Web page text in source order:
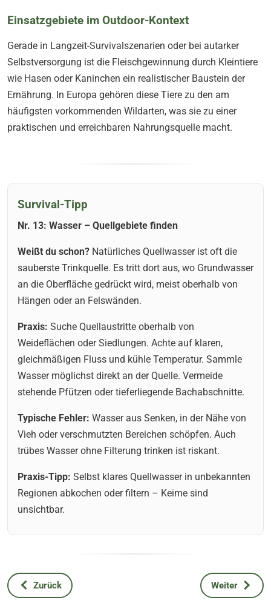
Einsatzgebiete im Outdoor-Kontext
Gerade in Langzeit-Survivalszenarien oder bei autarker
Selbstversorgung ist die Fleischgewinnung durch Kleintiere
wie Hasen oder Kaninchen ein realistischer Baustein der
Ernährung. In Europa gehören diese Tiere zu den am
häufigsten vorkommenden Wildarten, was sie zu einer
praktischen und erreichbaren Nahrungsquelle macht.
Survival-Tipp
Nr. 13: Wasser – Quellgebiete finden
Weißt du schon? Natürliches Quellwasser ist oft die
sauberste Trinkquelle. Es tritt dort aus, wo Grundwasser
an die Oberfläche gedrückt wird, meist oberhalb von
Hängen oder an Felswänden.
Praxis: Suche Quellaustritte oberhalb von
Weideflächen oder Siedlungen. Achte auf klaren,
gleichmäßigen Fluss und kühle Temperatur. Sammle
Wasser möglichst direkt an der Quelle. Vermeide
stehende Pfützen oder tieferliegende Bachabschnitte.
Typische Fehler: Wasser aus Senken, in der Nähe von
Vieh oder verschmutzten Bereichen schöpfen. Auch
trübes Wasser ohne Filterung trinken ist riskant.
Praxis-Tipp: Selbst klares Quellwasser in unbekannten
Regionen abkochen oder filtern – Keime sind
unsichtbar.
Vorheriger Beitrag: ThruNite Archer A2 und ThruNite Ti3 –
Zurück
Nächster
Weiter